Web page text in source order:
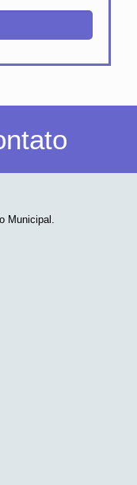
Municipal.